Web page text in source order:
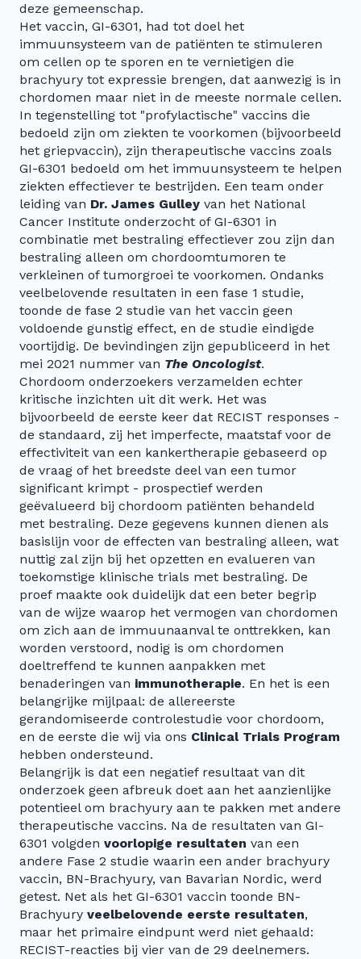
deze gemeenschap.
Het vaccin, GI-6301, had tot doel het
immuunsysteem van de patiënten te stimuleren
om cellen op te sporen en te vernietigen die
brachyury tot expressie brengen, dat aanwezig is in
chordomen maar niet in de meeste normale cellen.
In tegenstelling tot "profylactische" vaccins die
bedoeld zijn om ziekten te voorkomen (bijvoorbeeld
het griepvaccin), zijn therapeutische vaccins zoals
GI-6301 bedoeld om het immuunsysteem te helpen
ziekten effectiever te bestrijden. Een team onder
leiding van Dr. James Gulley van het National
Cancer Institute onderzocht of GI-6301 in
combinatie met bestraling effectiever zou zijn dan
bestraling alleen om chordoomtumoren te
verkleinen of tumorgroei te voorkomen. Ondanks
veelbelovende resultaten in een fase 1 studie,
toonde de fase 2 studie van het vaccin geen
voldoende gunstig effect, en de studie eindigde
voortijdig. De bevindingen zijn gepubliceerd in het
mei 2021 nummer van The Oncologist.
Chordoom onderzoekers verzamelden echter
kritische inzichten uit dit werk. Het was
bijvoorbeeld de eerste keer dat RECIST responses -
de standaard, zij het imperfecte, maatstaf voor de
effectiviteit van een kankertherapie gebaseerd op
de vraag of het breedste deel van een tumor
significant krimpt - prospectief werden
geëvalueerd bij chordoom patiënten behandeld
met bestraling. Deze gegevens kunnen dienen als
basislijn voor de effecten van bestraling alleen, wat
nuttig zal zijn bij het opzetten en evalueren van
toekomstige klinische trials met bestraling. De
proef maakte ook duidelijk dat een beter begrip
van de wijze waarop het vermogen van chordomen
om zich aan de immuunaanval te onttrekken, kan
worden verstoord, nodig is om chordomen
doeltreffend te kunnen aanpakken met
benaderingen van immunotherapie. En het is een
belangrijke mijlpaal: de allereerste
gerandomiseerde controlestudie voor chordoom,
en de eerste die wij via ons Clinical Trials Program
hebben ondersteund.
Belangrijk is dat een negatief resultaat van dit
onderzoek geen afbreuk doet aan het aanzienlijke
potentieel om brachyury aan te pakken met andere
therapeutische vaccins. Na de resultaten van GI-
6301 volgden voorlopige resultaten van een
andere Fase 2 studie waarin een ander brachyury
vaccin, BN-Brachyury, van Bavarian Nordic, werd
getest. Net als het GI-6301 vaccin toonde BN-
Brachyury veelbelovende eerste resultaten,
maar het primaire eindpunt werd niet gehaald:
RECIST-reacties bij vier van de 29 deelnemers.